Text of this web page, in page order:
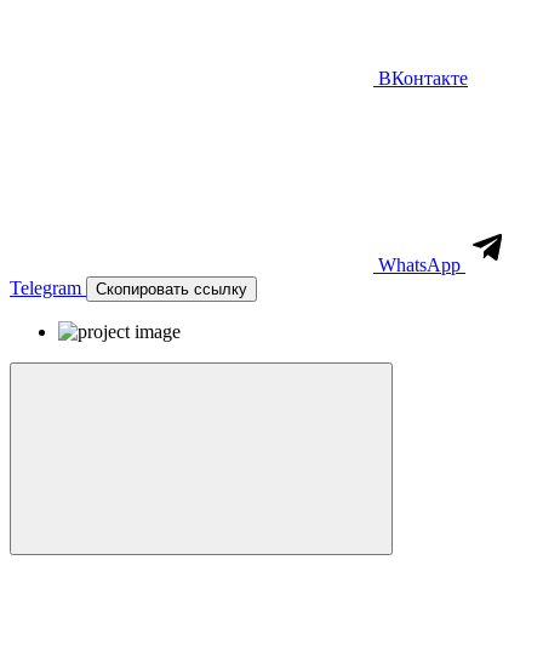
ВКонтакте
WhatsApp
Telegram
Скопировать ссылку